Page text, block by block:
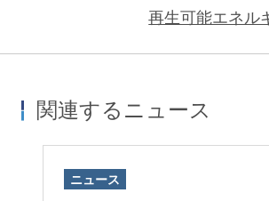
再生可能エネル
関連するニュース
ニュース